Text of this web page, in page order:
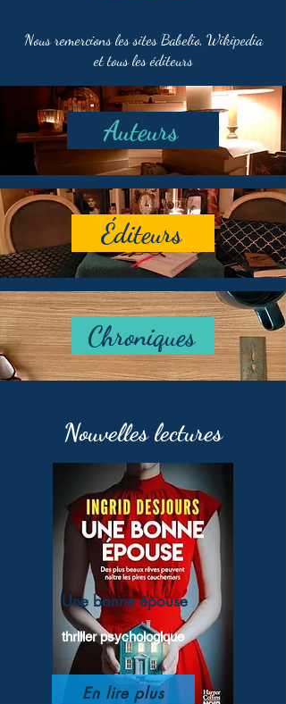
Nous remercions les sites Babelio, Wikipedia
et tous les éditeurs
Auteurs
Éditeurs
Chroniques
Nouvelles lectures
Une bonne épouse
thriller psychologique
En lire plus